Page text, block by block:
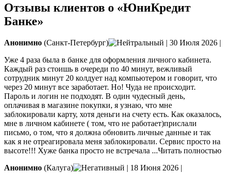
Отзывы клиентов о «ЮниКредит
Банке»
Анонимно (Санкт-Петербург) | 30 Июля 2026 |
Уже 4 раза была в банке для оформления личного кабинета.
Каждый раз стоишь в очереди по 40 минут, вежливый
сотрудник минут 20 колдует над компьютером и говорит, что
через 20 минут все заработает. Но! Чуда не происходит.
Пароль и логин не подходят. В один чудесный день,
оплачивая в магазине покупки, я узнаю, что мне
заблокировали карту, хотя деньги на счету есть. Как оказалось,
мне в личном кабинете ( том, что не работает)прислали
письмо, о том, что я должна обновить личные данные и так
как я не отреагировала меня заблокировали. Сервис просто на
высоте!!! Хуже банка просто не встречала ...Читать полностью
Анонимно (Калуга) | 18 Июня 2026 |